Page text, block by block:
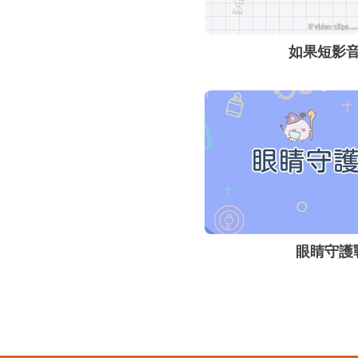
如果短影
眼睛守護